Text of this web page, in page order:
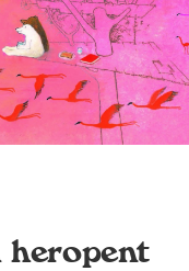
heropent